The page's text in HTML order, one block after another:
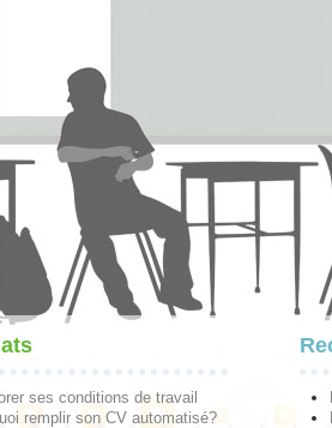
ses conditions de travail
remplir son CV automatisé?